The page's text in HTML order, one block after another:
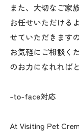
また、大切なご家
お任せいただける
せていただきます
お気軽にご相談く
のお力になれれば
-to-face対応
At Visiting Pet